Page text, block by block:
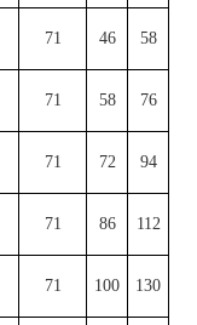
71 46 58
71 58 76
71 72 94
71 86 112
71 100 130